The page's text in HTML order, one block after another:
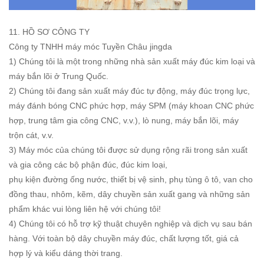
11. HỒ SƠ CÔNG TY
Công ty TNHH máy móc Tuyền Châu jingda
1) Chúng tôi là một trong những nhà sản xuất máy đúc kim loại và
máy bắn lõi ở Trung Quốc.
2) Chúng tôi đang sản xuất máy đúc tự động, máy đúc trọng lực,
máy đánh bóng CNC phức hợp, máy SPM (máy khoan CNC phức
hợp, trung tâm gia công CNC, v.v.), lò nung, máy bắn lõi, máy
trộn cát, v.v.
3) Máy móc của chúng tôi được sử dụng rộng rãi trong sản xuất
và gia công các bộ phận đúc, đúc kim loại,
phụ kiện đường ống nước, thiết bị vệ sinh, phụ tùng ô tô, van cho
đồng thau, nhôm, kẽm, dây chuyền sản xuất gang và những sản
phẩm khác vui lòng liên hệ với chúng tôi!
4) Chúng tôi có hỗ trợ kỹ thuật chuyên nghiệp và dịch vụ sau bán
hàng. Với toàn bộ dây chuyền máy đúc, chất lượng tốt, giá cả
hợp lý và kiểu dáng thời trang.